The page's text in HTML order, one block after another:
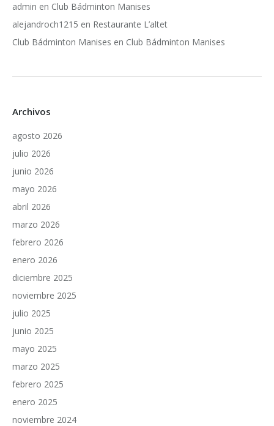
admin en Club Bádminton Manises
alejandroch1215 en Restaurante L’altet
Club Bádminton Manises en Club Bádminton Manises
Archivos
agosto 2026
julio 2026
junio 2026
mayo 2026
abril 2026
marzo 2026
febrero 2026
enero 2026
diciembre 2025
noviembre 2025
julio 2025
junio 2025
mayo 2025
marzo 2025
febrero 2025
enero 2025
noviembre 2024